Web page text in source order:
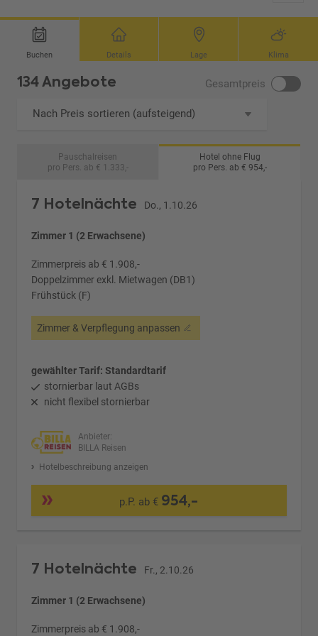
Buchen Details Lage Klima
134 Angebote Gesamtpreis
Nach Preis sortieren (aufsteigend)
Pauschalreisen
pro Pers. ab € 1.333,-
Hotel ohne Flug
pro Pers. ab € 954,-
7 Hotelnächte Do., 1.10.26
Zimmer 1 (2 Erwachsene)
Zimmerpreis ab € 1.908,-
Doppelzimmer exkl. Mietwagen (DB1)
Frühstück (F)
Zimmer & Verpflegung anpassen
gewählter Tarif: Standardtarif
stornierbar laut AGBs
nicht flexibel stornierbar
Anbieter:
BILLA Reisen
Hotelbeschreibung anzeigen
p.P. ab € 954,-
7 Hotelnächte Fr., 2.10.26
Zimmer 1 (2 Erwachsene)
Zimmerpreis ab € 1.908,-